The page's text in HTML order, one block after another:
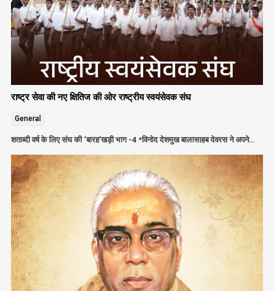
राष्ट्र सेवा की नए क्षितिज की ओर राष्ट्रीय स्वयंसेवक संघ
General
शताब्दी वर्ष के लिए संघ की ‘बारह’खड़ी भाग -4 *विनोद देशमुख बालासाहब देवरस ने अपने…